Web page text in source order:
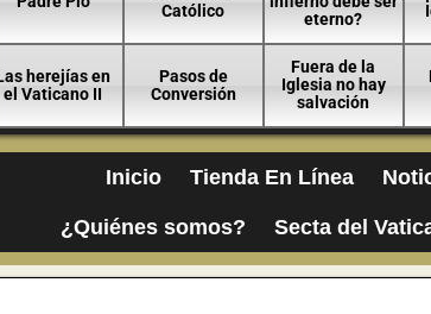
Católico
eterno?
herejías en
el Vaticano II
Pasos de
Conversión
Fuera de la
Iglesia no hay
salvación
Inicio Tienda En Línea
¿Quiénes somos? Secta del